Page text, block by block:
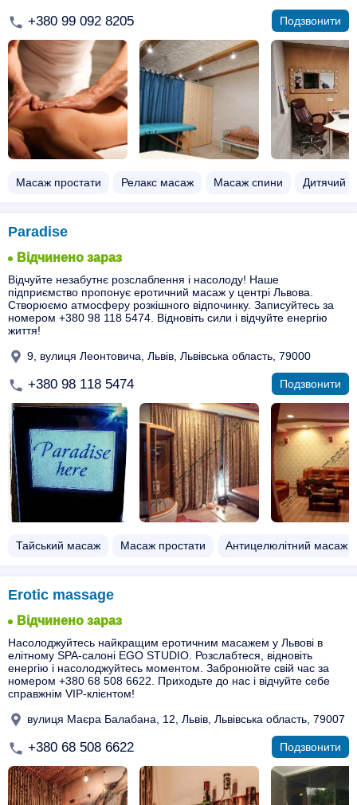
+380 99 092 8205 Подзвонити
Масаж простати Релакс масаж Масаж спини Дитячий
Paradise
Відчинено зараз
Відчуйте незабутнє розслаблення і насолоду! Наше
підприємство пропонує еротичний масаж у центрі Львова.
Створюємо атмосферу розкішного відпочинку. Записуйтесь за
номером +380 98 118 5474. Відновіть сили і відчуйте енергію
життя!
9, вулиця Леонтовича, Львів, Львівська область, 79000
+380 98 118 5474 Подзвонити
Тайський масаж Масаж простати Антицелюлітний масаж
Erotic massage
Відчинено зараз
Насолоджуйтесь найкращим еротичним масажем у Львові в
елітному SPA-салоні EGO STUDIO. Розслабтеся, відновіть
енергію і насолоджуйтесь моментом. Забронюйте свій час за
номером +380 68 508 6622. Приходьте до нас і відчуйте себе
справжнім VIP-клієнтом!
вулиця Маєра Балабана, 12, Львів, Львівська область, 79007
+380 68 508 6622 Подзвонити